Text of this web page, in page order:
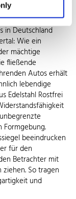
muss man
von Kunst aus
in Deutschland
Wie ein
mächtige
fließende
Autos erhält
lebendige
Edelstahl Rostfrei
beeindrucken
für den
Betrachter mit
So tragen
und